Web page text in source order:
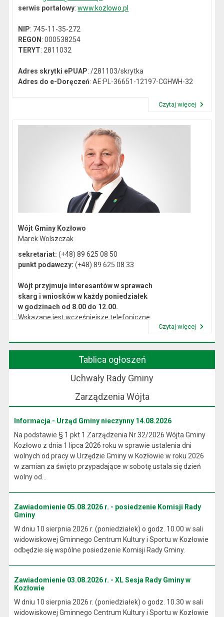
serwis portalowy:www.kozlowo.pl
NIP: 745-11-35-272
REGON: 000538254
TERYT: 2811032
Adres skrytki ePUAP: /281103/skrytka
Adres do e-Doręczeń: AE:PL-36651-12197-CGHWH-32
Czytaj więcej
Wójt Gminy Kozłowo
Marek Wolszczak
sekretariat: (+48) 89 625 08 50
punkt podawczy: (+48) 89 625 08 33
Wójt przyjmuje interesantów w sprawach
skarg i wniosków w każdy poniedziałek
w godzinach od 8.00 do 12.00.
Wskazane jest wcześniejsze telefoniczne
Czytaj więcej
Tablica ogłoszeń
Uchwały Rady Gminy
Zarządzenia Wójta
Informacja - Urząd Gminy nieczynny 14.08.2026
Na podstawie § 1 pkt 1 Zarządzenia Nr 32/2026 Wójta Gminy
Kozłowo z dnia 1 lipca 2026 roku w sprawie ustalenia dni
wolnych od pracy w Urzędzie Gminy w Kozłowie w roku 2026
w zamian za święto przypadające w sobotę ustala się dzień
wolny od...
Zawiadomienie 05.08.2026 r. - posiedzenie Komisji Rady
Gminy
W dniu 10 sierpnia 2026 r. (poniedziałek) o godz. 10.00 w sali
widowiskowej Gminnego Centrum Kultury i Sportu w Kozłowie
odbędzie się wspólne posiedzenie Komisji Rady Gminy.
Zawiadomienie 03.08.2026 r. - XL Sesja Rady Gminy w
Kozłowie
W dniu 10 sierpnia 2026 r. (poniedziałek) o godz. 10.30 w sali
widowiskowej Gminnego Centrum Kultury i Sportu w Kozłowie